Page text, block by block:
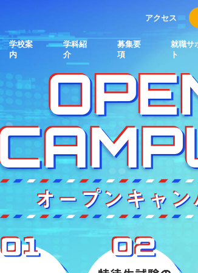
アクセス
学校案
内
学科紹
介
募集要
項
就職サ
ト